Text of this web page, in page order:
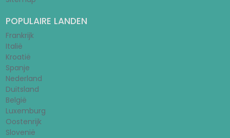
POPULAIRE LANDEN
Frankrijk
Italië
Kroatië
Spanje
Nederland
Duitsland
België
Luxemburg
Oostenrijk
Slovenië